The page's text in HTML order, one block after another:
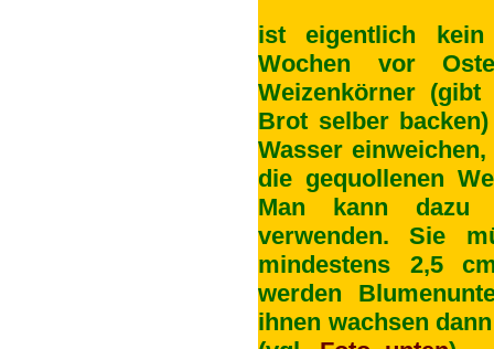
ist eigentlich
Wochen vor
Weizenkörner
Brot selber
Wasser
die gequollenen
Man kann dazu
verwenden. Sie
mindestens 2,5
werden
ihnen wachsen